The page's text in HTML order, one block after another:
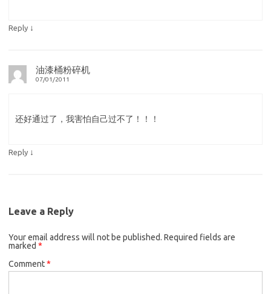
Reply ↓
油漆桶粉碎机
07/01/2011
还好通过了，我害怕自己过不了！！！
Reply ↓
Leave a Reply
Your email address will not be published. Required fields are
marked *
Comment*